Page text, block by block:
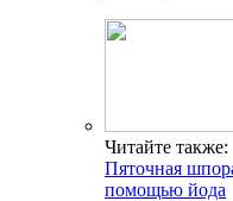
Читайте также:
Пяточная
помощью йода